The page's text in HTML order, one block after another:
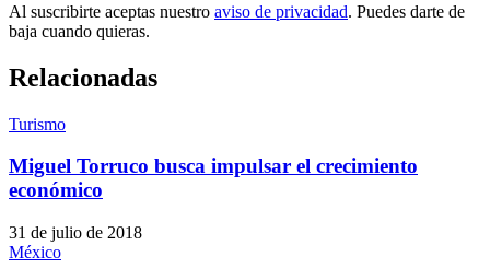
Al suscribirte aceptas nuestro aviso de privacidad. Puedes darte de
baja cuando quieras.
Relacionadas
Turismo
Miguel Torruco busca impulsar el crecimiento
económico
31 de julio de 2018
México